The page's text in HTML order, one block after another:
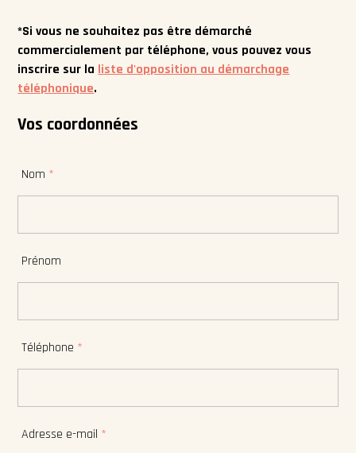
*Si vous ne souhaitez pas être démarché
commercialement par téléphone, vous pouvez vous
inscrire sur la liste d'opposition au démarchage
téléphonique.
Vos coordonnées
Nom *
Prénom
Téléphone *
Adresse e-mail *